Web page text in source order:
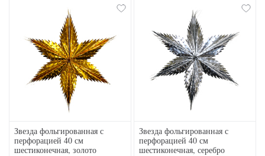
Звезда фольгированная с
перфорацией 40 см
шестиконечная, золото
Звезда фольгированная с
перфорацией 40 см
шестиконечная, серебро